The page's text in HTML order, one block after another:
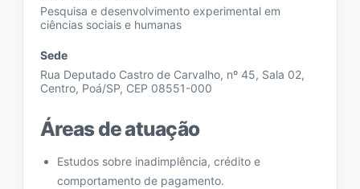
Pesquisa e desenvolvimento experimental em
ciências sociais e humanas
Sede
Rua Deputado Castro de Carvalho, nº 45, Sala 02,
Centro, Poá/SP, CEP 08551-000
Áreas de atuação
Estudos sobre inadimplência, crédito e
comportamento de pagamento.